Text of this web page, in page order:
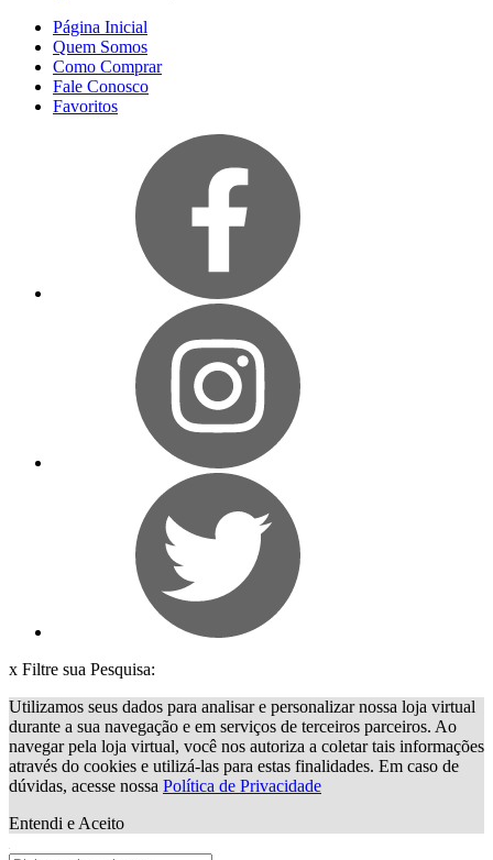
Página Inicial
Quem Somos
Como Comprar
Fale Conosco
Favoritos
x Filtre sua Pesquisa:
Utilizamos seus dados para analisar e personalizar nossa loja virtual
durante a sua navegação e em serviços de terceiros parceiros. Ao
navegar pela loja virtual, você nos autoriza a coletar tais informações
através do cookies e utilizá-las para estas finalidades. Em caso de
dúvidas, acesse nossa Política de Privacidade
Entendi e Aceito